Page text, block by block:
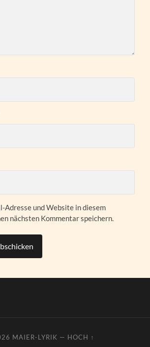
Adresse und Website in diesem
nächsten Kommentar speichern.
MAIER-LYRIK — HOCH ↑